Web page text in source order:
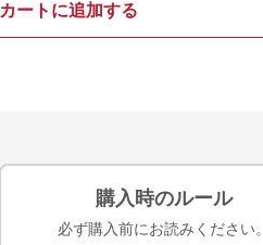
カートに追加する
購入時のルール
必ず購入前にお読みください。